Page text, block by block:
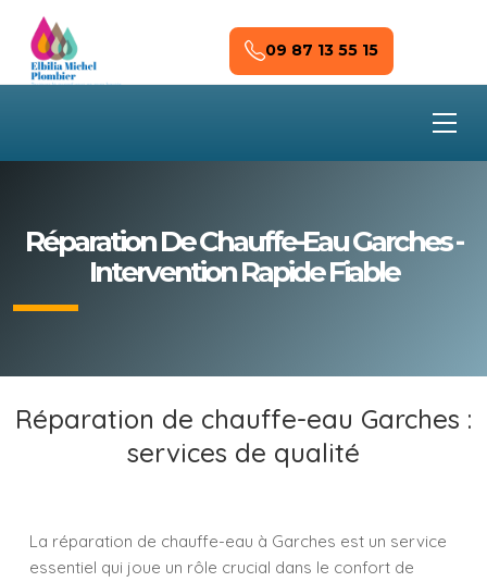
Skip to main content
09 87 13 55 15
Réparation De Chauffe-Eau Garches -
Intervention Rapide Fiable
Réparation de chauffe-eau Garches :
services de qualité
La réparation de chauffe-eau à Garches est un service
essentiel qui joue un rôle crucial dans le confort de